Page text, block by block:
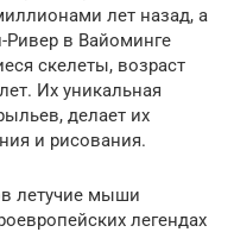
лет назад, а
Ривер в Вайоминге
скелеты, возраст
Их уникальная
делает их
и рисования.
летучие мыши
легендах